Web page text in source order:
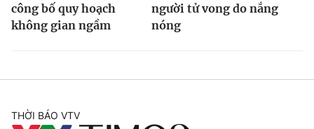
công bố quy hoạch
không gian ngầm
người tử vong do nắng
nóng
THỜI BÁO VTV